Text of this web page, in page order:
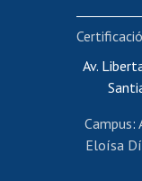
Av.
Campus:
Eloísa